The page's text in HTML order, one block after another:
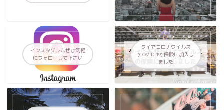
インスタグラムぜひ気軽
にフォローして下さい
タイでコロナウイルス
(COVID-19) 保険に加入し
ました